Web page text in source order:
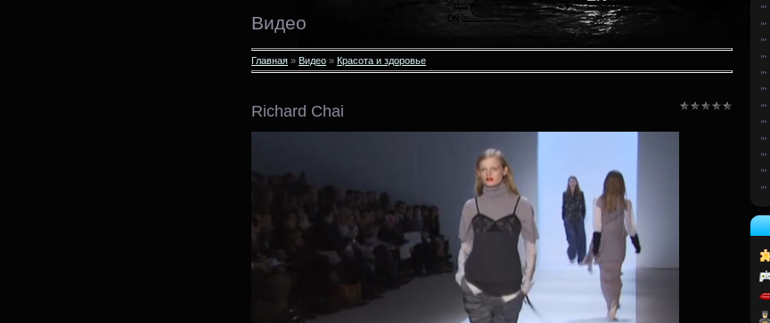
Видео
Главная » Видео » Красота и здоровье
Richard Chai